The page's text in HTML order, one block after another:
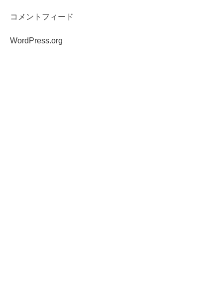
コメントフィード
WordPress.org